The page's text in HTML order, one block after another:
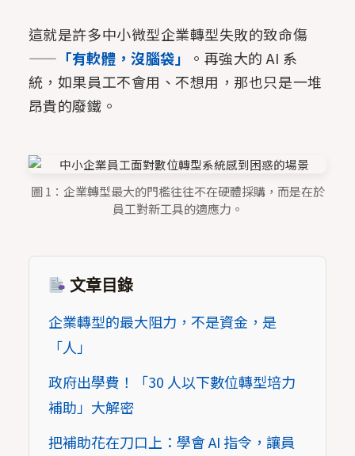
這就是許多中小微型企業轉型失敗的致命傷
—— 「有軟體，沒腦袋」
。再強大的 AI 系
統，如果員工不會用、不想用，那也只是一堆
昂貴的廢鐵。
圖 1：企業轉型最大的門檻往往不在硬體採購，而是在於
員工對新工具的適應力。
文章目錄
企業轉型的最大阻力，不是資金，是
「人」
政府出學費！「30 人以下數位轉型培力
補助」大解密
把補助花在刀口上：學會 AI 指令，讓員